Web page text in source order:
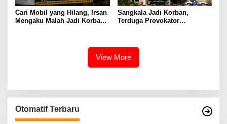
Cari Mobil yang Hilang, Irsan
Mengaku Malah Jadi Korban
Sangkala Jadi Korban,
Terduga Provokator
View More
Otomatif Terbaru